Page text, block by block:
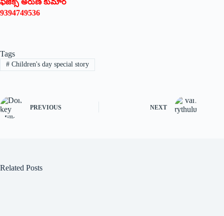
ఫిజిక్స్‌ అరుణ్‌ కుమార్‌
9394749536
Tags
#Children's day special story
PREVIOUS NEXT
Related Posts